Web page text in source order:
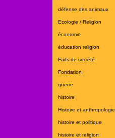
défense des animaux
Ecologie / Religion
économie
éducation religion
Faits de société
Fondation
guerre
histoire
Histoire et anthropologie
histoire et politique
histoire et religion